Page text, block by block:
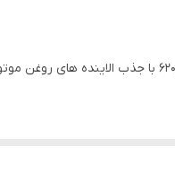
فیلتر روغن لیفان۶۲۰ هزار وششصد از اجزا اصلی لوازم یدکی لیفان۶۲۰ جهت تصفیه روغن